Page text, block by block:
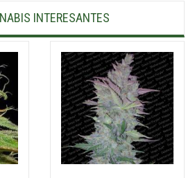
INTERESANTES